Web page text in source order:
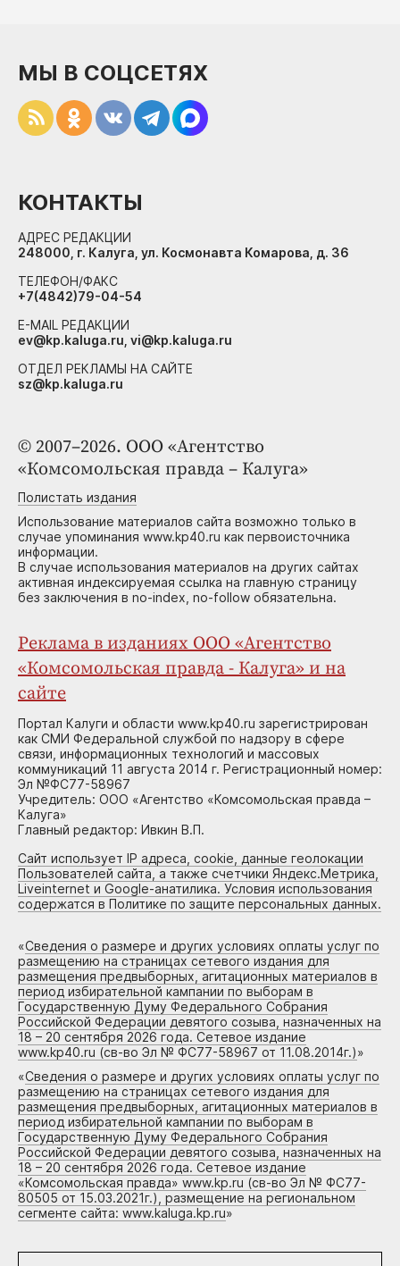
© 2007–2026. ООО «Агентство
«Комсомольская правда – Калуга»
Полистать издания
Использование материалов сайта возможно только в
случае упоминания www.kp40.ru как первоисточника
информации.
В случае использования материалов на других сайтах
активная индексируемая ссылка на главную страницу
без заключения в no-index, no-follow обязательна.
Реклама в изданиях ООО «Агентство
«Комсомольская правда - Калуга» и на
сайте
Портал Калуги и области www.kp40.ru зарегистрирован
как СМИ Федеральной службой по надзору в сфере
связи, информационных технологий и массовых
коммуникаций 11 августа 2014 г. Регистрационный номер:
Эл №ФС77-58967
Учредитель: ООО «Агентство «Комсомольская правда –
Калуга»
Главный редактор: Ивкин В.П.
Сайт использует IP адреса, cookie, данные геолокации
Пользователей сайта, а также счетчики Яндекс.Метрика,
Liveinternet и Google-анатилика. Условия использования
содержатся в Политике по защите персональных данных.
«Сведения о размере и других условиях оплаты услуг по
размещению на страницах сетевого издания для
размещения предвыборных, агитационных материалов в
период избирательной кампании по выборам в
Государственную Думу Федерального Собрания
Российской Федерации девятого созыва, назначенных на
18 – 20 сентября 2026 года. Сетевое издание
www.kp40.ru (св-во Эл № ФС77-58967 от 11.08.2014г.)»
«Сведения о размере и других условиях оплаты услуг по
размещению на страницах сетевого издания для
размещения предвыборных, агитационных материалов в
период избирательной кампании по выборам в
Государственную Думу Федерального Собрания
Российской Федерации девятого созыва, назначенных на
18 – 20 сентября 2026 года. Сетевое издание
«Комсомольская правда» www.kp.ru (св-во Эл № ФС77-
80505 от 15.03.2021г.), размещение на региональном
сегменте сайта: www.kaluga.kp.ru»
МЫ В СОЦСЕТЯХ
КОНТАКТЫ
АДРЕС РЕДАКЦИИ
248000, г. Калуга, ул. Космонавта Комарова, д. 36
ТЕЛЕФОН/ФАКС
+7(4842)79-04-54
E-MAIL РЕДАКЦИИ
ev@kp.kaluga.ru, vi@kp.kaluga.ru
ОТДЕЛ РЕКЛАМЫ НА САЙТЕ
sz@kp.kaluga.ru